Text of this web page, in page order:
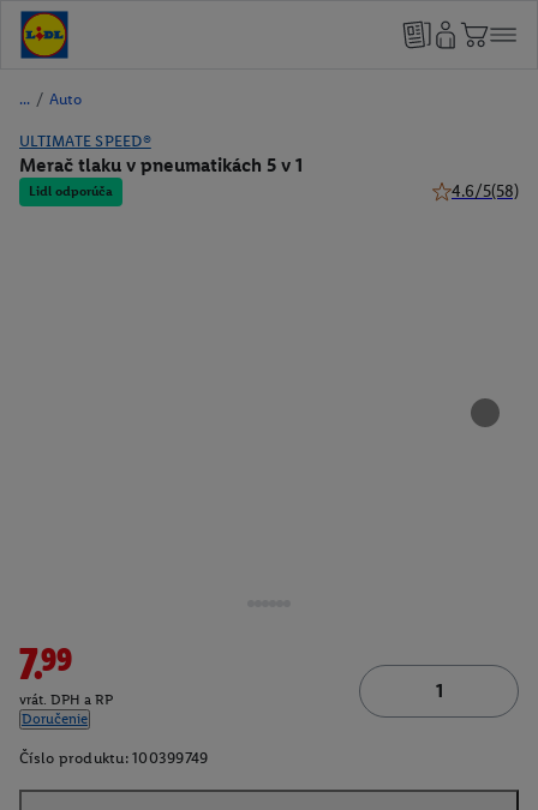
/ Auto
ULTIMATE SPEED®
Merač tlaku v pneumatikách 5 v 1
Lidl odporúča 4.6/5(58)
7.99
vrát. DPH a RP
Doručenie
Číslo produktu: 100399749